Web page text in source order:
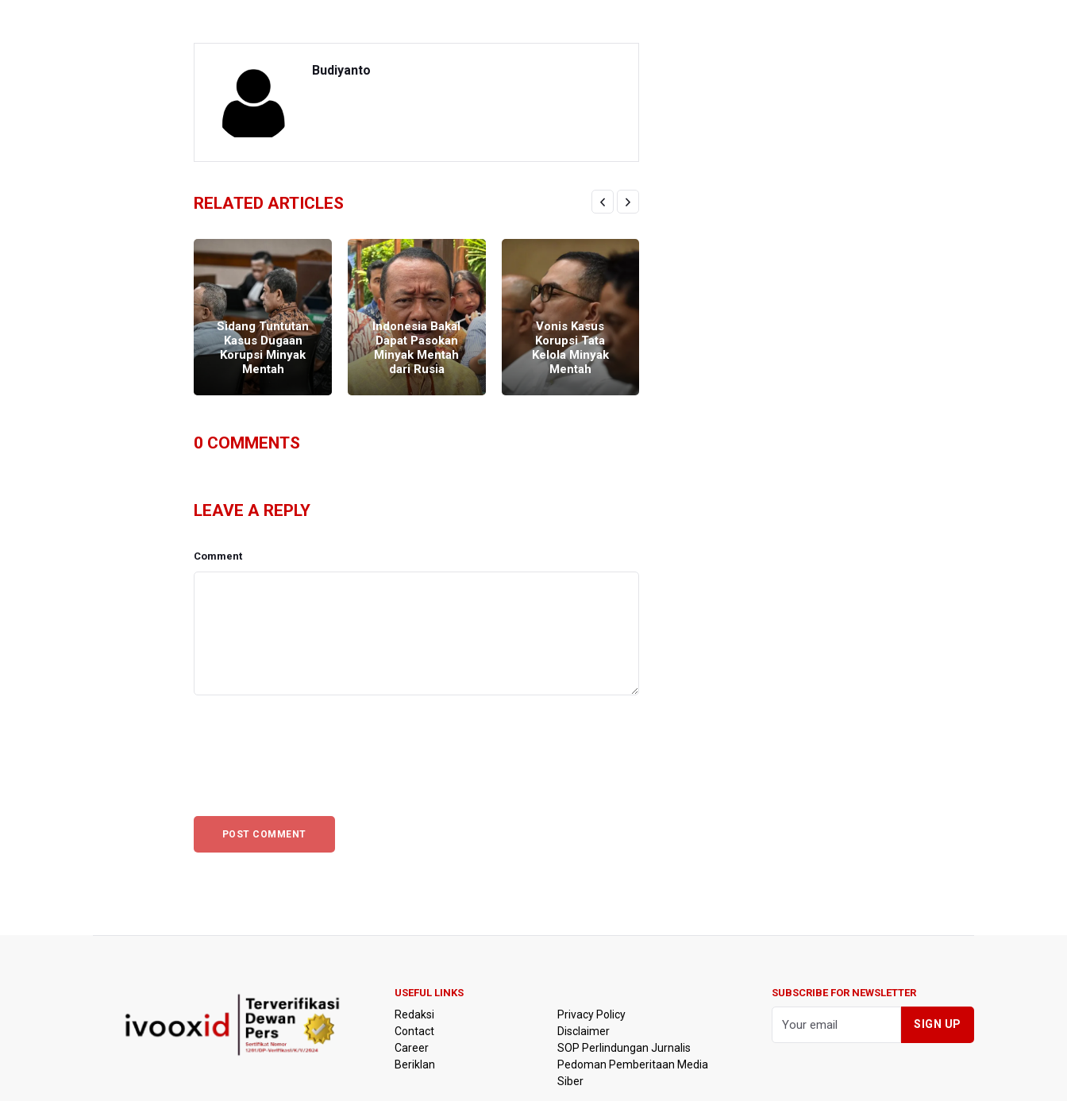
Budiyanto
RELATED ARTICLES
Sidang Tuntutan
Kasus Dugaan
Korupsi Minyak
Mentah
Indonesia Bakal
Dapat Pasokan
Minyak Mentah
dari Rusia
Vonis Kasus
Korupsi Tata
Kelola Minyak
Mentah
0 COMMENTS
LEAVE A REPLY
Comment
USEFUL LINKS
Redaksi
Contact
Career
Beriklan
Privacy Policy
Disclaimer
SOP Perlindungan Jurnalis
Pedoman Pemberitaan Media
Siber
SUBSCRIBE FOR NEWSLETTER